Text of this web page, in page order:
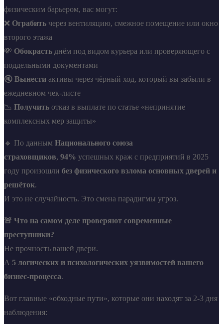
физическим барьером, вас могут:
❌ Ограбить через вентиляцию, смежное помещение или окно
второго этажа
💸 Обокрасть днём под видом курьера или проверяющего с
поддельными документами
🔇 Вынести активы через чёрный ход, который вы забыли в
ежедневном чек-листе
📉 Получить отказ в выплате по статье «непринятие
комплексных мер защиты»
🔹 По данным Национального союза
страховщиков, 94% успешных краж с предприятий в 2025
году произошли без физического взлома основных дверей и
решёток.
И это не случайность. Это смена парадигмы угроз.
🚨 Что на самом деле проверяют современные
преступники?
Не прочность вашей двери.
А 5 логических и психологических уязвимостей вашего
бизнес-процесса.
Вот главные «обходные пути», которые они находят за 2-3 дня
наблюдения: